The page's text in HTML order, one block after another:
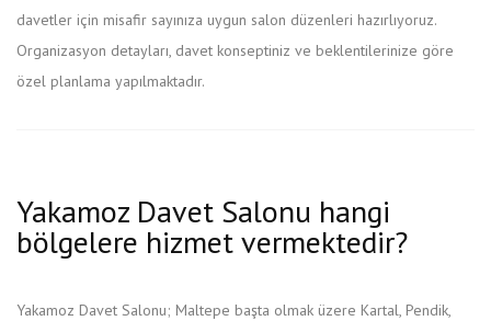
davetler için misafir sayınıza uygun salon düzenleri hazırlıyoruz.
Organizasyon detayları, davet konseptiniz ve beklentilerinize göre
özel planlama yapılmaktadır.
Yakamoz Davet Salonu hangi
bölgelere hizmet vermektedir?
Yakamoz Davet Salonu; Maltepe başta olmak üzere Kartal, Pendik,